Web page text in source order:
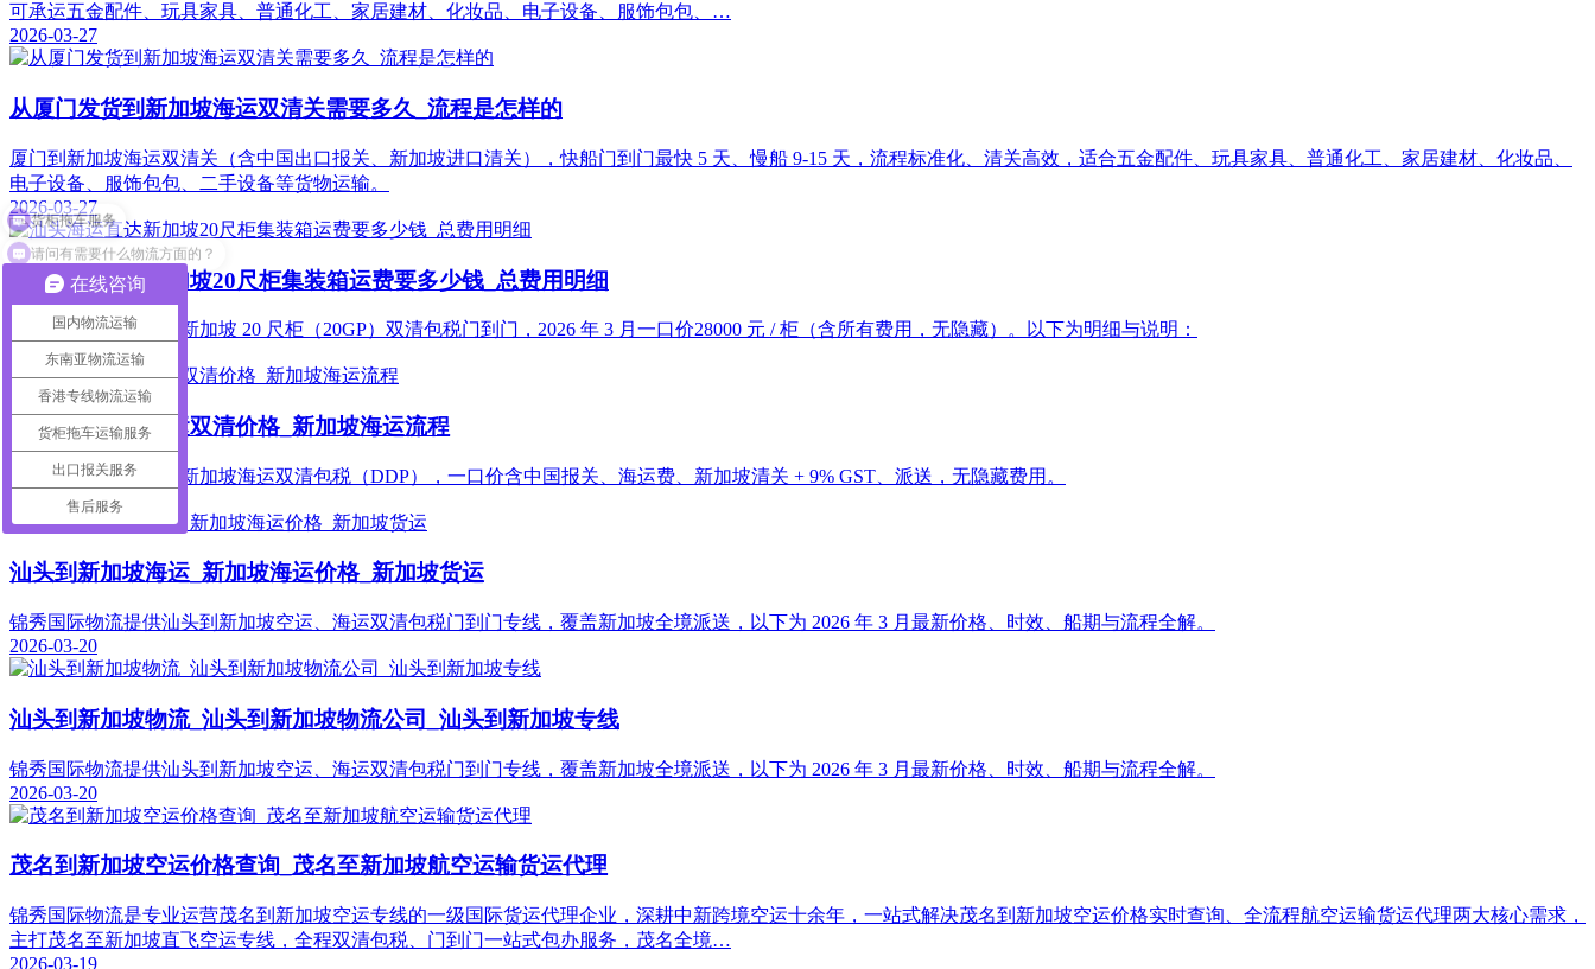
可承运五金配件、玩具家具、普通化工、家居建材、化妆品、电子设备、服饰包包、…
2026-03-27
从厦门发货到新加坡海运双清关需要多久_流程是怎样的
厦门到新加坡海运双清关（含中国出口报关、新加坡进口清关），快船门到门最快 5 天、慢船 9-15 天，流程标准化、清关高效，适合五金配件、玩具家具、普通化工、家居建材、化妆品、
电子设备、服饰包包、二手设备等货物运输。
2026-03-27
汕头海运直达新加坡20尺柜集装箱运费要多少钱_总费用明细
锦秀国际物流汕头→新加坡 20 尺柜（20GP）双清包税门到门，2026 年 3 月一口价28000 元 / 柜（含所有费用，无隐藏）。以下为明细与说明：
2026-03-20
汕头到新加坡海运双清价格_新加坡海运流程
锦秀国际物流汕头→新加坡海运双清包税（DDP），一口价含中国报关、海运费、新加坡清关 + 9% GST、派送，无隐藏费用。
2026-03-20
汕头到新加坡海运_新加坡海运价格_新加坡货运
锦秀国际物流提供汕头到新加坡空运、海运双清包税门到门专线，覆盖新加坡全境派送，以下为 2026 年 3 月最新价格、时效、船期与流程全解。
2026-03-20
汕头到新加坡物流_汕头到新加坡物流公司_汕头到新加坡专线
锦秀国际物流提供汕头到新加坡空运、海运双清包税门到门专线，覆盖新加坡全境派送，以下为 2026 年 3 月最新价格、时效、船期与流程全解。
2026-03-20
茂名到新加坡空运价格查询_茂名至新加坡航空运输货运代理
锦秀国际物流是专业运营茂名到新加坡空运专线的一级国际货运代理企业，深耕中新跨境空运十余年，一站式解决茂名到新加坡空运价格实时查询、全流程航空运输货运代理两大核心需求，
主打茂名至新加坡直飞空运专线，全程双清包税、门到门一站式包办服务，茂名全境…
2026-03-19
在线咨询
国内物流运输
东南亚物流运输
香港专线物流运输
货柜拖车运输服务
出口报关服务
售后服务
请问有需要什么物流方面的？
货柜拖车服务